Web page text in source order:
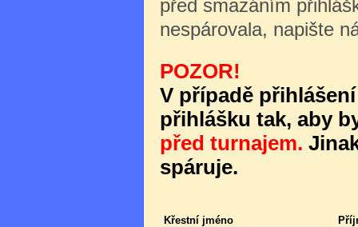
před smazáním
nespárovala, napište
POZOR!
V případě
přihlášku tak, aby
před turnajem.
spáruje.
Křestní jméno